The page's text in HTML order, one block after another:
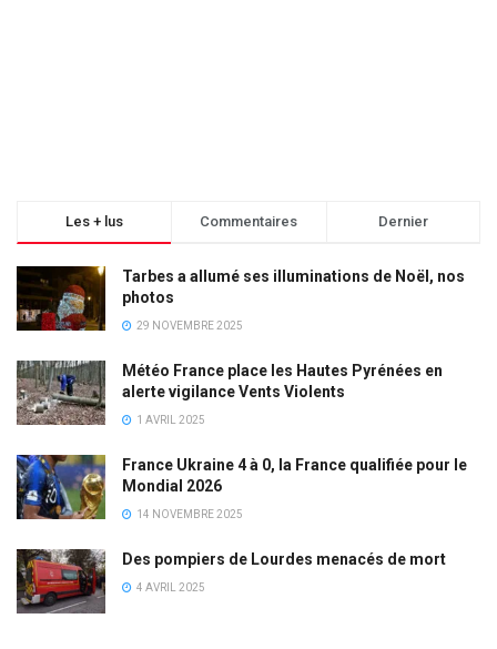
Les + lus Commentaires Dernier
Tarbes a allumé ses illuminations de Noël, nos
photos
29 NOVEMBRE 2025
Météo France place les Hautes Pyrénées en
alerte vigilance Vents Violents
1 AVRIL 2025
France Ukraine 4 à 0, la France qualifiée pour le
Mondial 2026
14 NOVEMBRE 2025
Des pompiers de Lourdes menacés de mort
4 AVRIL 2025